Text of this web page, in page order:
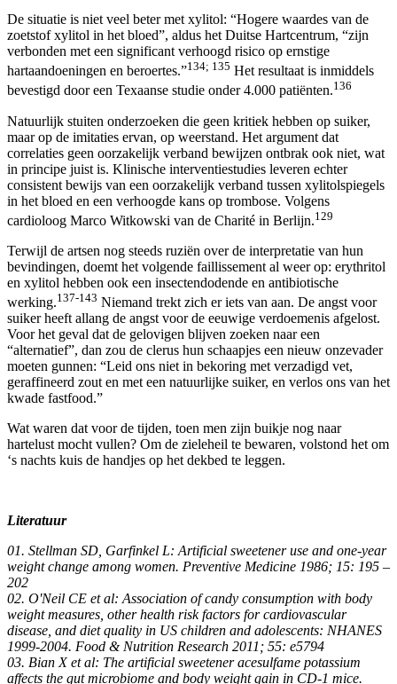
De situatie is niet veel beter met xylitol: “Hogere waardes van de
zoetstof xylitol in het bloed”, aldus het Duitse Hartcentrum, “zijn
verbonden met een significant verhoogd risico op ernstige
hartaandoeningen en beroertes.”134; 135 Het resultaat is inmiddels
bevestigd door een Texaanse studie onder 4.000 patiënten.136
Natuurlijk stuiten onderzoeken die geen kritiek hebben op suiker,
maar op de imitaties ervan, op weerstand. Het argument dat
correlaties geen oorzakelijk verband bewijzen ontbrak ook niet, wat
in principe juist is. Klinische interventiestudies leveren echter
consistent bewijs van een oorzakelijk verband tussen xylitolspiegels
in het bloed en een verhoogde kans op trombose. Volgens
cardioloog Marco Witkowski van de Charité in Berlijn.129
Terwijl de artsen nog steeds ruziën over de interpretatie van hun
bevindingen, doemt het volgende faillissement al weer op: erythritol
en xylitol hebben ook een insectendodende en antibiotische
werking.137-143 Niemand trekt zich er iets van aan. De angst voor
suiker heeft allang de angst voor de eeuwige verdoemenis afgelost.
Voor het geval dat de gelovigen blijven zoeken naar een
“alternatief”, dan zou de clerus hun schaapjes een nieuw onzevader
moeten gunnen: “Leid ons niet in bekoring met verzadigd vet,
geraffineerd zout en met een natuurlijke suiker, en verlos ons van het
kwade fastfood.”
Wat waren dat voor de tijden, toen men zijn buikje nog naar
hartelust mocht vullen? Om de zieleheil te bewaren, volstond het om
‘s nachts kuis de handjes op het dekbed te leggen.
Literatuur
01. Stellman SD, Garfinkel L: Artificial sweetener use and one-year
weight change among women. Preventive Medicine 1986; 15: 195 –
202
02. O'Neil CE et al: Association of candy consumption with body
weight measures, other health risk factors for cardiovascular
disease, and diet quality in US children and adolescents: NHANES
1999-2004. Food & Nutrition Research 2011; 55: e5794
03. Bian X et al: The artificial sweetener acesulfame potassium
affects the gut microbiome and body weight gain in CD-1 mice.